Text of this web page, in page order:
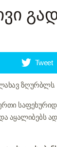
Tweet
ზღურბლს.